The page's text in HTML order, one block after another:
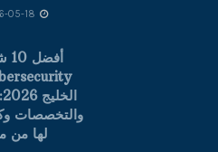
والتخصصات
لها من